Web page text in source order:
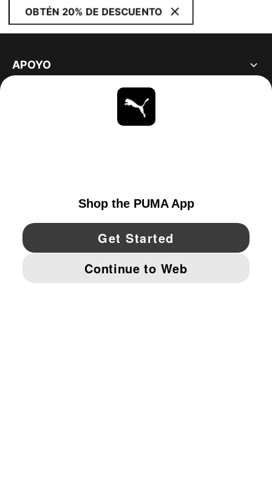
OBTÉN 20% DE DESCUENTO
APOYO
YouTube Twitter Pinterest
IMPRINT AND LEGAL DATA